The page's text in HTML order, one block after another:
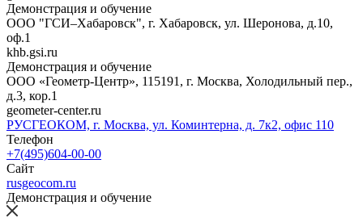
Демонстрация и обучение
ООО "ГСИ–Хабаровск", г. Хабаровск, ул. Шеронова, д.10,
оф.1
khb.gsi.ru
Демонстрация и обучение
ООО «Геометр-Центр», 115191, г. Москва, Холодильный пер.,
д.3, кор.1
geometer-center.ru
РУСГЕОКОМ, г. Москва, ул. Коминтерна, д. 7к2, офис 110
Телефон
+7(495)604-00-00
Сайт
rusgeocom.ru
Демонстрация и обучение